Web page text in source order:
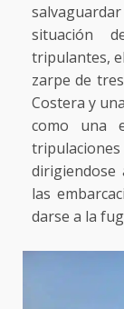
situación
tripulantes,
zarpe de
Costera y
como una
dirigiendose
las
darse a la